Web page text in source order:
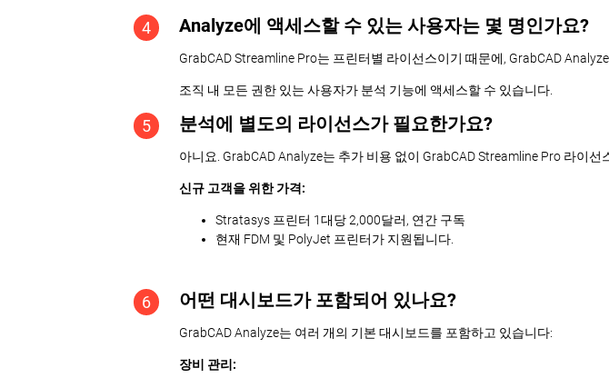
4 Analyze에 액세스할 수 있는 사용자는 몇 명인가요?
GrabCAD Streamline Pro는 프린터별 라이선스이기 때문에, GrabCAD
조직 내 모든 권한 있는 사용자가 분석 기능에 액세스할 수 있습니다.
5 분석에 별도의 라이선스가 필요한가요?
아니요. GrabCAD Analyze는 추가 비용 없이 GrabCAD Streamline Pro 라이선
신규 고객을 위한 가격:
Stratasys 프린터 1대당 2,000달러, 연간 구독
현재 FDM 및 PolyJet 프린터가 지원됩니다.
6 어떤 대시보드가 포함되어 있나요?
GrabCAD Analyze는 여러 개의 기본 대시보드를 포함하고 있습니다:
장비 관리: